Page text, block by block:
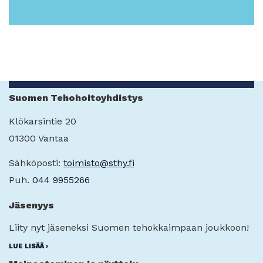
Suomen Tehohoitoyhdistys
Klökarsintie 20
01300 Vantaa
Sähköposti: toimisto@sthy.fi
Puh. 044 9955266
Jäsenyys
Liity nyt jäseneksi Suomen tehokkaimpaan joukkoon!
LUE LISÄÄ ›